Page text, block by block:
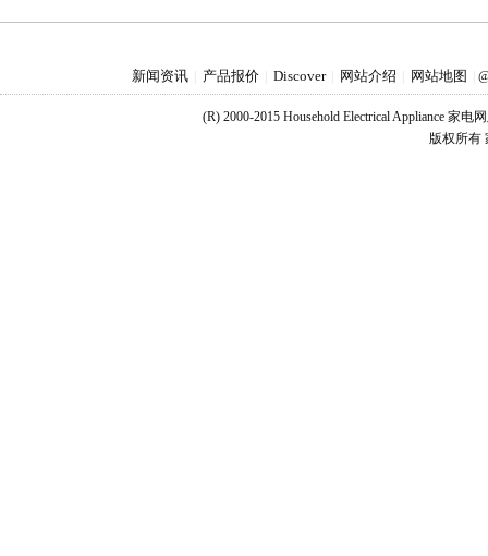
新闻资讯 产品报价 Discover 网站介绍 网站地图
(R) 2000-2015 Household Electrical Appliance 家电
版权所有